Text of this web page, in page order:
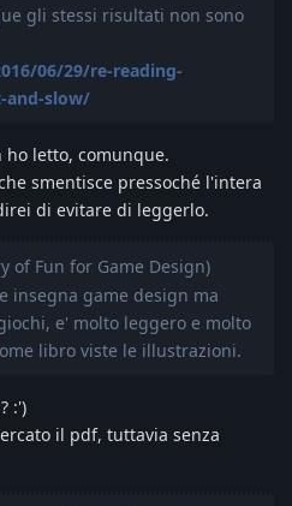
gli stessi risultati non sono
06/29/re-reading-
and-slow/
ho letto, comunque.
smentisce pressoché l'intera
di evitare di leggerlo.
of Fun for Game Design)
insegna game design ma
e' molto leggero e molto
libro viste le illustrazioni.
:')
il pdf, tuttavia senza